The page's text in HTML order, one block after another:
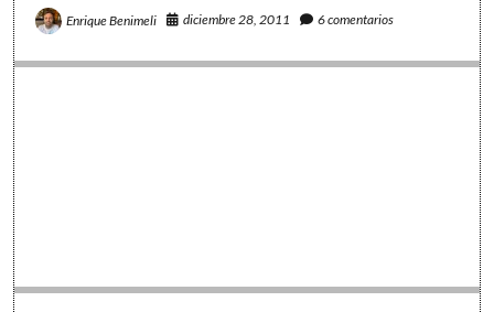
Enrique Benimeli diciembre 28, 2011 6 comentarios